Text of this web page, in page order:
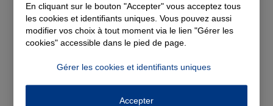
Assurance auto
Devis Assurance Auto
En cliquant sur le bouton "Accepter" vous acceptez tous
les cookies et identifiants uniques. Vous pouvez aussi
modifier vos choix à tout moment via le lien "Gérer les
cookies" accessible dans le pied de page.
Gérer les cookies et identifiants uniques
Accepter